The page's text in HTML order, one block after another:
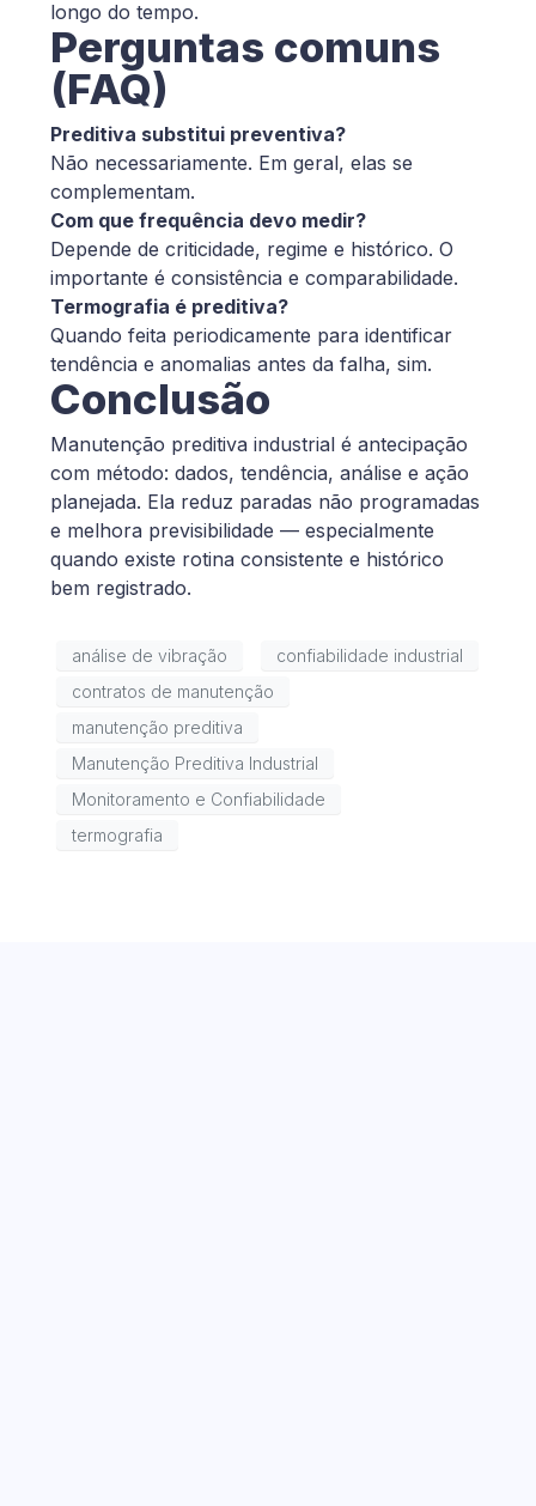
longo do tempo.
Perguntas comuns
(FAQ)
Preditiva substitui preventiva?
Não necessariamente. Em geral, elas se
complementam.
Com que frequência devo medir?
Depende de criticidade, regime e histórico. O
importante é consistência e comparabilidade.
Termografia é preditiva?
Quando feita periodicamente para identificar
tendência e anomalias antes da falha, sim.
Conclusão
Manutenção preditiva industrial é antecipação
com método: dados, tendência, análise e ação
planejada. Ela reduz paradas não programadas
e melhora previsibilidade — especialmente
quando existe rotina consistente e histórico
bem registrado.
análise de vibração
confiabilidade industrial
contratos de manutenção
manutenção preditiva
Manutenção Preditiva Industrial
Monitoramento e Confiabilidade
termografia